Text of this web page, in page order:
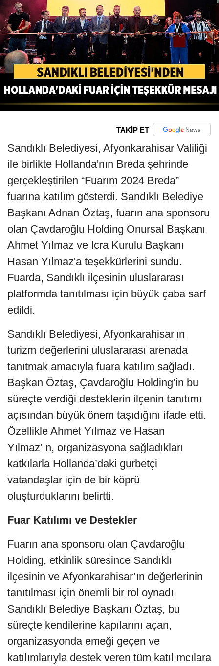
TAKİP ET
Sandıklı Belediyesi, Afyonkarahisar Valiliği
ile birlikte Hollanda'nın Breda şehrinde
gerçekleştirilen “Fuarım 2024 Breda”
fuarına katılım gösterdi. Sandıklı Belediye
Başkanı Adnan Öztaş, fuarın ana sponsoru
olan Çavdaroğlu Holding Onursal Başkanı
Ahmet Yılmaz ve İcra Kurulu Başkanı
Hasan Yılmaz'a teşekkürlerini sundu.
Fuarda, Sandıklı ilçesinin uluslararası
platformda tanıtılması için büyük çaba sarf
edildi.
Sandıklı Belediyesi, Afyonkarahisar'ın
turizm değerlerini uluslararası arenada
tanıtmak amacıyla fuara katılım sağladı.
Başkan Öztaş, Çavdaroğlu Holding’in bu
süreçte verdiği desteklerin ilçenin tanıtımı
açısından büyük önem taşıdığını ifade etti.
Özellikle Ahmet Yılmaz ve Hasan
Yılmaz’ın, organizasyona sağladıkları
katkılarla Hollanda’daki gurbetçi
vatandaşlar için de bir köprü
oluşturduklarını belirtti.
Fuar Katılımı ve Destekler
Fuarın ana sponsoru olan Çavdaroğlu
Holding, etkinlik süresince Sandıklı
ilçesinin ve Afyonkarahisar’ın değerlerinin
tanıtılması için önemli bir rol oynadı.
Sandıklı Belediye Başkanı Öztaş, bu
süreçte kendilerine kapılarını açan,
organizasyonda emeği geçen ve
katılımlarıyla destek veren tüm katılımcılara